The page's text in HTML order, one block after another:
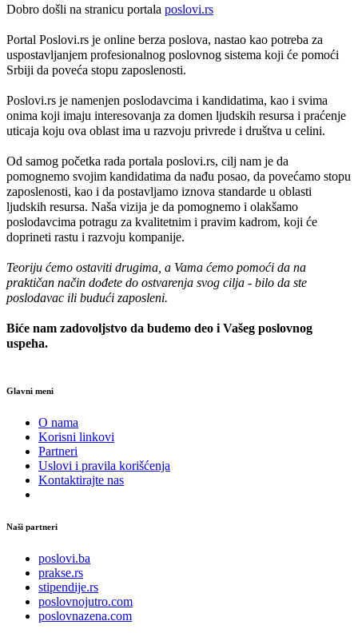
Dobro došli na stranicu portala poslovi.rs
Portal Poslovi.rs je online berza poslova, nastao kao potreba za
uspostavljanjem profesionalnog poslovnog sistema koji će pomoći
Srbiji da poveća stopu zaposlenosti.
Poslovi.rs je namenjen poslodavcima i kandidatima, kao i svima
onima koji imaju interesovanja za domen ljudskih resursa i praćenje
uticaja koju ova oblast ima u razvoju privrede i društva u celini.
Od samog početka rada portala poslovi.rs, cilj nam je da
pomognemo svojim kandidatima da nađu posao, da povećamo stopu
zaposlenosti, kao i da postavljamo iznova standarde u oblasti
ljudskih resursa. Naša vizija je da pomognemo i olakšamo
poslodavcima potragu za kvalitetnim i pravim kadrom, koji će
doprineti rastu i razvoju kompanije.
Teoriju ćemo ostaviti drugima, a Vama ćemo pomoći da na
praktičan način dođete do ostvarenja svog cilja - bilo da ste
poslodavac ili budući zaposleni.
Biće nam zadovoljstvo da budemo deo i Vašeg poslovnog
uspeha.
Glavni meni
O nama
Korisni linkovi
Partneri
Uslovi i pravila korišćenja
Kontaktirajte nas
Naši partneri
poslovi.ba
prakse.rs
stipendije.rs
poslovnojutro.com
poslovnazena.com